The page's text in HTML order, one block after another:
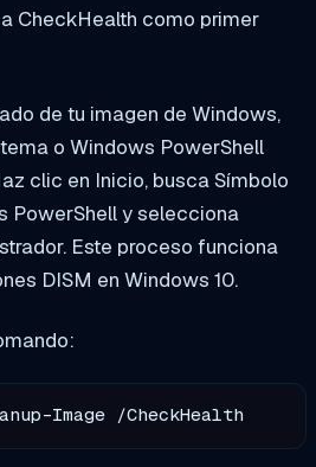
CheckHealth como primer
de tu imagen de Windows,
o Windows PowerShell
clic en Inicio, busca Símbolo
PowerShell y selecciona
Este proceso funciona
DISM en Windows 10.
Image /CheckHealth